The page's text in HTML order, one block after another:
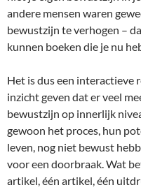
andere mensen waren
bewustzijn te verhogen –
kunnen boeken die je nu
Het is dus een interactieve
inzicht geven dat er veel
bewustzijn op innerlijk
gewoon het proces, hun
leven, nog niet bewust
voor een doorbraak. Wat
artikel, één artikel, één